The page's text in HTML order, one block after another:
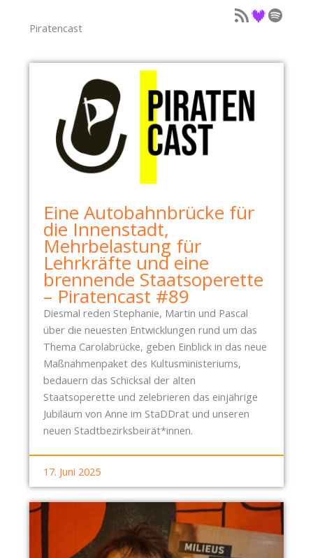
Piratencast
Podcast als Feed Podcast auf Deezer Podcast auf Spotify
Eine Autobahnbrücke für
die Innenstadt,
Mehrbelastung für
Lehrkräfte und eine
brennende Staatsoperette
– Piratencast #89
Diesmal reden Stephanie, Martin und Pascal
über die neuesten Entwicklungen rund um das
Thema Carolabrücke, geben Einblick in das neue
Maßnahmenpaket des Kultusministeriums,
bedauern das Schicksal der alten
Staatsoperette und zelebrieren das einjährige
Jubiläum von Anne im StaDDrat und unseren
neuen Stadtbezirksbeirät*innen.
17. Juni 2025